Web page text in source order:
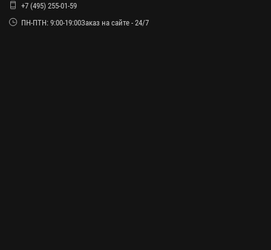
+7 (495) 255-01-59
ПН-ПТН: 9:00-19:00Заказ на сайте - 24/7